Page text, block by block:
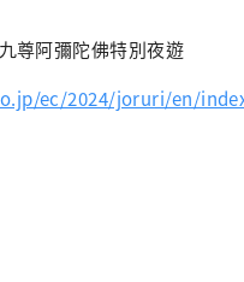
尊阿彌陀佛特別夜遊
ec/2024/joruri/en/